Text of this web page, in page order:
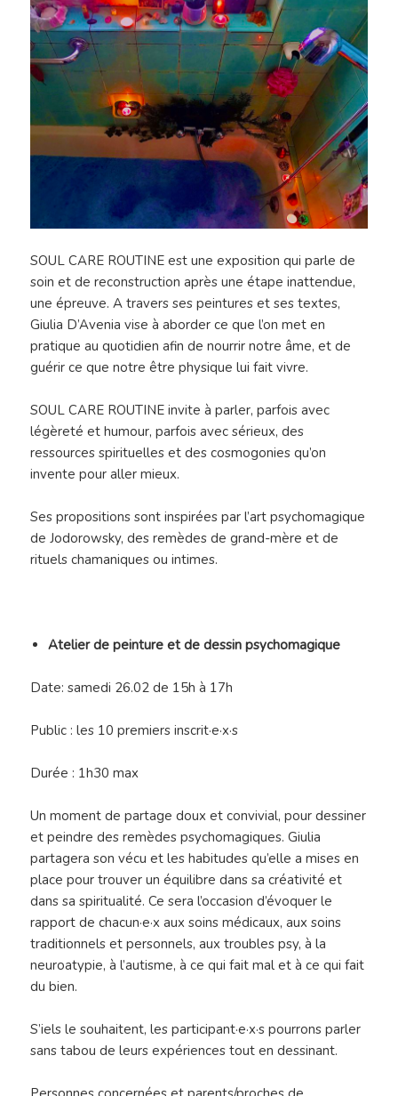
SOUL CARE ROUTINE est une exposition qui parle de
soin et de reconstruction après une étape inattendue,
une épreuve. A travers ses peintures et ses textes,
Giulia D’Avenia vise à aborder ce que l’on met en
pratique au quotidien afin de nourrir notre âme, et de
guérir ce que notre être physique lui fait vivre.
SOUL CARE ROUTINE invite à parler, parfois avec
légèreté et humour, parfois avec sérieux, des
ressources spirituelles et des cosmogonies qu’on
invente pour aller mieux.
Ses propositions sont inspirées par l’art psychomagique
de Jodorowsky, des remèdes de grand-mère et de
rituels chamaniques ou intimes.
Atelier de peinture et de dessin psychomagique
Date: samedi 26.02 de 15h à 17h
Public : les 10 premiers inscrit·e·x·s
Durée : 1h30 max
Un moment de partage doux et convivial, pour dessiner
et peindre des remèdes psychomagiques. Giulia
partagera son vécu et les habitudes qu’elle a mises en
place pour trouver un équilibre dans sa créativité et
dans sa spiritualité. Ce sera l’occasion d’évoquer le
rapport de chacun·e·x aux soins médicaux, aux soins
traditionnels et personnels, aux troubles psy, à la
neuroatypie, à l’autisme, à ce qui fait mal et à ce qui fait
du bien.
S’iels le souhaitent, les participant·e·x·s pourrons parler
sans tabou de leurs expériences tout en dessinant.